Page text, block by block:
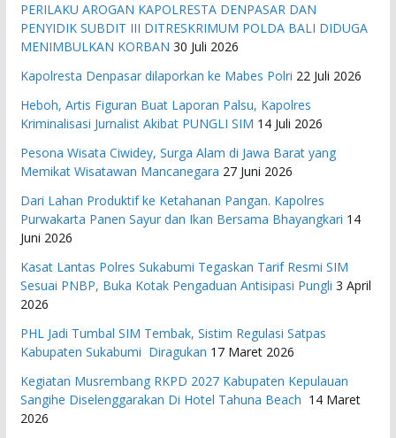
PERILAKU AROGAN KAPOLRESTA DENPASAR DAN
PENYIDIK SUBDIT III DITRESKRIMUM POLDA BALI DIDUGA
MENIMBULKAN KORBAN 30 Juli 2026
Kapolresta Denpasar dilaporkan ke Mabes Polri 22 Juli 2026
Heboh, Artis Figuran Buat Laporan Palsu, Kapolres
Kriminalisasi Jurnalist Akibat PUNGLI SIM 14 Juli 2026
Pesona Wisata Ciwidey, Surga Alam di Jawa Barat yang
Memikat Wisatawan Mancanegara 27 Juni 2026
Dari Lahan Produktif ke Ketahanan Pangan. Kapolres
Purwakarta Panen Sayur dan Ikan Bersama Bhayangkari 14
Juni 2026
Kasat Lantas Polres Sukabumi Tegaskan Tarif Resmi SIM
Sesuai PNBP, Buka Kotak Pengaduan Antisipasi Pungli 3 April
2026
PHL Jadi Tumbal SIM Tembak, Sistim Regulasi Satpas
Kabupaten Sukabumi Diragukan 17 Maret 2026
Kegiatan Musrembang RKPD 2027 ​Kabupaten Kepulauan
Sangihe Diselenggarakan Di Hotel Tahuna Beach 14 Maret
2026